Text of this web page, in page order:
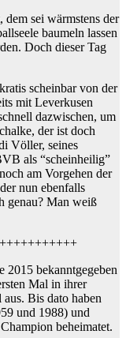
sei wärmstens der
baumeln lassen
Doch dieser Tag
scheinbar von der
mit Leverkusen
dazwischen, um
der ist doch
Völler, seines
als “scheinheilig”
am Vorgehen der
nun ebenfalls
genau? Man weiß
2015 bekanntgegeben
Mal in ihrer
Bis dato haben
und 1988) und
beheimatet.